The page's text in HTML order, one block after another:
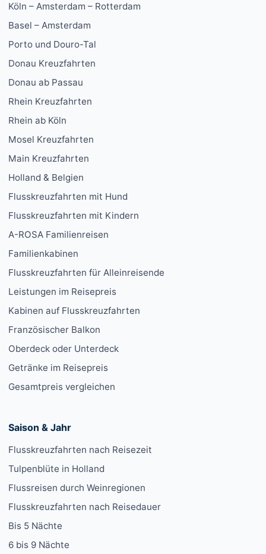
Köln – Amsterdam – Rotterdam
Basel – Amsterdam
Porto und Douro-Tal
Donau Kreuzfahrten
Donau ab Passau
Rhein Kreuzfahrten
Rhein ab Köln
Mosel Kreuzfahrten
Main Kreuzfahrten
Holland & Belgien
Flusskreuzfahrten mit Hund
Flusskreuzfahrten mit Kindern
A-ROSA Familienreisen
Familienkabinen
Flusskreuzfahrten für Alleinreisende
Leistungen im Reisepreis
Kabinen auf Flusskreuzfahrten
Französischer Balkon
Oberdeck oder Unterdeck
Getränke im Reisepreis
Gesamtpreis vergleichen
Saison & Jahr
Flusskreuzfahrten nach Reisezeit
Tulpenblüte in Holland
Flussreisen durch Weinregionen
Flusskreuzfahrten nach Reisedauer
Bis 5 Nächte
6 bis 9 Nächte